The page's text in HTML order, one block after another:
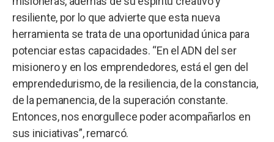
resiliente, por lo que advierte que esta nueva
herramienta se trata de una oportunidad única para
potenciar estas capacidades. “En el ADN del ser
misionero y en los emprendedores, está el gen del
emprendedurismo, de la resiliencia, de la constancia,
de la pemanencia, de la superación constante.
Entonces, nos enorgullece poder acompañarlos en
sus iniciativas”, remarcó.